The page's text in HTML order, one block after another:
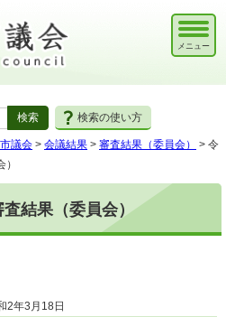
検索の使い方
メニュー
議会 > 会議結果 > 審査結果（委員会）
> 令
結果（委員会）
年3月18日